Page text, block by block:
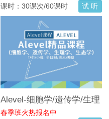
课时：30课次/60课时
试 听
Alevel-细胞学/遗传学/生理
学/生态学
春季班火热报名中